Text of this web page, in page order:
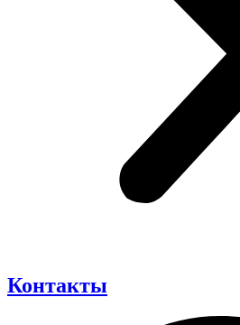
Контакты